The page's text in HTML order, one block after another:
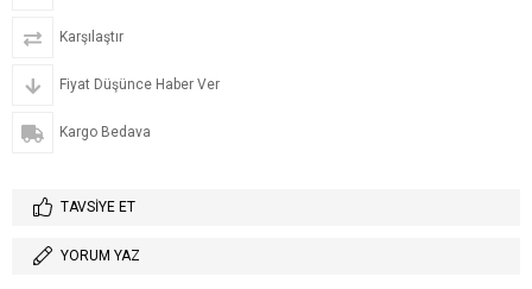
Karşılaştır
Fiyat Düşünce Haber Ver
Kargo Bedava
TAVSIYE ET
YORUM YAZ